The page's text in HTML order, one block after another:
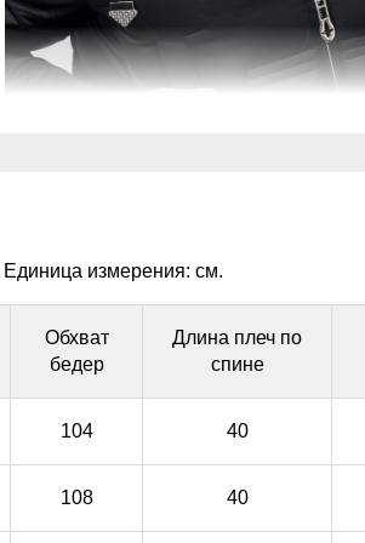
Единица измерения: см.
Обхват
бедер
Длина плеч по
спине
104 40
108 40